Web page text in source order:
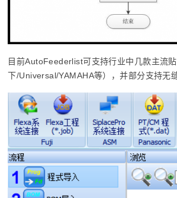
目前AutoFeederlist可支持行业中几款主流
下/Universal/YAMAHA等），并部分支持无